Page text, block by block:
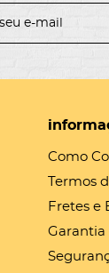
Como
Termos
Fretes e
Garantia